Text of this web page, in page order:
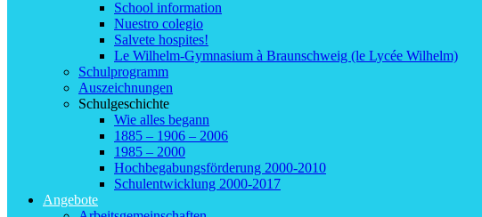
School information
Nuestro colegio
Salvete hospites!
Le Wilhelm-Gymnasium à Braunschweig (le Lycée Wilhelm)
Schulprogramm
Auszeichnungen
Schulgeschichte
Wie alles begann
1885 – 1906 – 2006
1985 – 2000
Hochbegabungsförderung 2000-2010
Schulentwicklung 2000-2017
Angebote